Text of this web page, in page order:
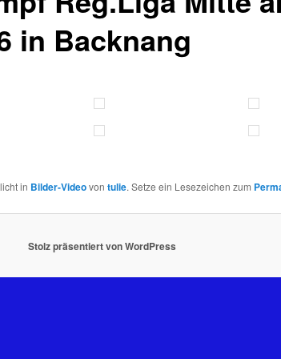
in Backnang
in Bilder-Videovon tulie. Setze ein Lesezeichen zum
Stolz präsentiert von WordPress